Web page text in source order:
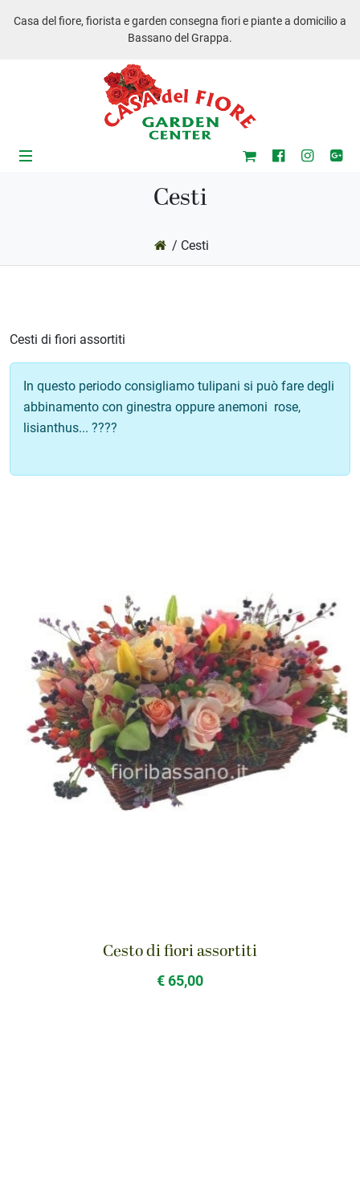
Casa del fiore, fiorista e garden consegna fiori e piante a domicilio a
Bassano del Grappa.
Cesti
/ Cesti
Cesti di fiori assortiti
In questo periodo consigliamo tulipani si può fare degli
abbinamento con ginestra oppure anemoni rose,
lisianthus... ????
Cesto di fiori assortiti
€ 65,00